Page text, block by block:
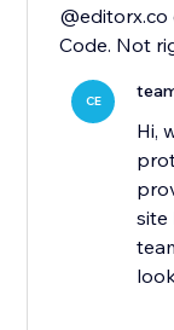
Code. Not
CE
Hi,
site